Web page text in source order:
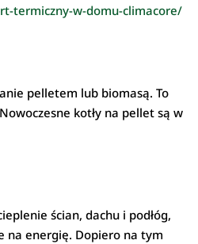
termiczny-w-domu-climacore/
pelletem lub biomasą. To
kotły na pellet są w
ścian, dachu i podłóg,
na energię. Dopiero na tym